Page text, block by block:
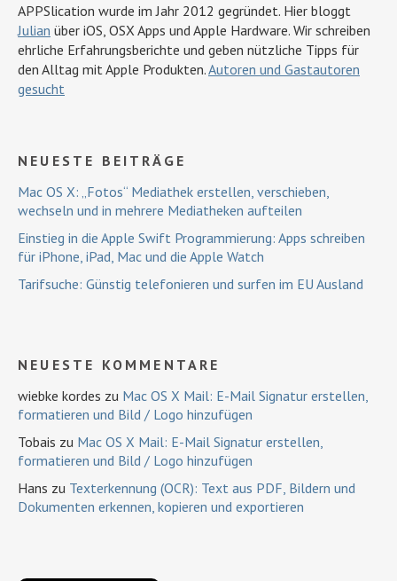
APPSlication wurde im Jahr 2012 gegründet. Hier bloggt
Julian über iOS, OSX Apps und Apple Hardware. Wir schreiben
ehrliche Erfahrungsberichte und geben nützliche Tipps für
den Alltag mit Apple Produkten.Autoren und Gastautoren
gesucht
NEUESTE BEITRÄGE
Mac OS X: „Fotos“ Mediathek erstellen, verschieben,
wechseln und in mehrere Mediatheken aufteilen
Einstieg in die Apple Swift Programmierung: Apps schreiben
für iPhone, iPad, Mac und die Apple Watch
Tarifsuche: Günstig telefonieren und surfen im EU Ausland
NEUESTE KOMMENTARE
wiebke kordes zu Mac OS X Mail: E-Mail Signatur erstellen,
formatieren und Bild / Logo hinzufügen
Tobais zu Mac OS X Mail: E-Mail Signatur erstellen,
formatieren und Bild / Logo hinzufügen
Hans zu Texterkennung (OCR): Text aus PDF, Bildern und
Dokumenten erkennen, kopieren und exportieren